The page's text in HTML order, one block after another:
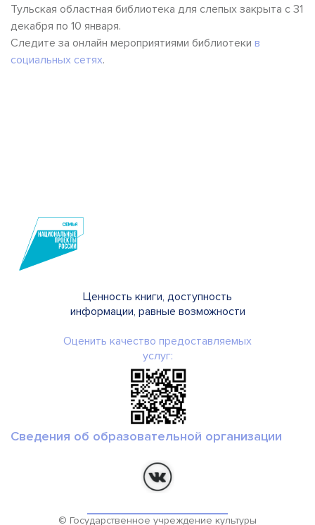
Тульская областная библиотека для слепых закрыта с 31
декабря по 10 января.
Следите за онлайн мероприятиями библиотеки в
социальных сетях.
Ценность книги, доступность
информации, равные возможности
Оценить качество предоставляемых
услуг:
Сведения об образовательной организации
© Государственное учреждение культуры